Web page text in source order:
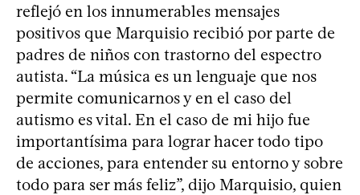
reflejó en los innumerables mensajes
positivos que Marquisio recibió por parte de
padres de niños con trastorno del espectro
autista. “La música es un lenguaje que nos
permite comunicarnos y en el caso del
autismo es vital. En el caso de mi hijo fue
importantísima para lograr hacer todo tipo
de acciones, para entender su entorno y sobre
todo para ser más feliz”, dijo Marquisio, quien